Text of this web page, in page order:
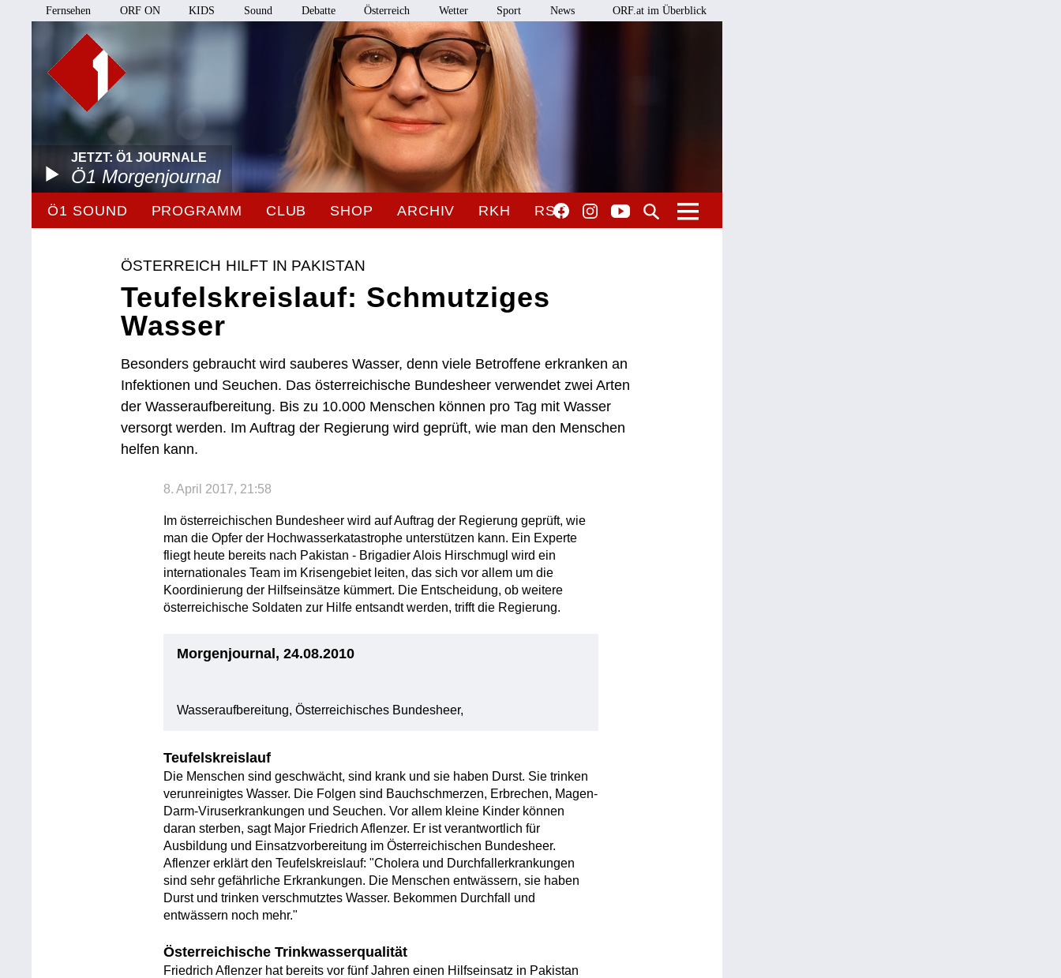
Fernsehen ORF ON KIDS Sound Debatte Österreich Wetter Sport News ORF.at im Überblick
JETZT: Ö1 JOURNALE
Ö1 Morgenjournal
Ö1 SOUND PROGRAMM CLUB SHOP ARCHIV RKH RSO
ÖSTERREICH HILFT IN PAKISTAN
Teufelskreislauf: Schmutziges
Wasser
Besonders gebraucht wird sauberes Wasser, denn viele Betroffene erkranken an
Infektionen und Seuchen. Das österreichische Bundesheer verwendet zwei Arten
der Wasseraufbereitung. Bis zu 10.000 Menschen können pro Tag mit Wasser
versorgt werden. Im Auftrag der Regierung wird geprüft, wie man den Menschen
helfen kann.
8. April 2017, 21:58
Im österreichischen Bundesheer wird auf Auftrag der Regierung geprüft, wie
man die Opfer der Hochwasserkatastrophe unterstützen kann. Ein Experte
fliegt heute bereits nach Pakistan - Brigadier Alois Hirschmugl wird ein
internationales Team im Krisengebiet leiten, das sich vor allem um die
Koordinierung der Hilfseinsätze kümmert. Die Entscheidung, ob weitere
österreichische Soldaten zur Hilfe entsandt werden, trifft die Regierung.
Morgenjournal, 24.08.2010
Wasseraufbereitung, Österreichisches Bundesheer,
Teufelskreislauf
Die Menschen sind geschwächt, sind krank und sie haben Durst. Sie trinken
verunreinigtes Wasser. Die Folgen sind Bauchschmerzen, Erbrechen, Magen-
Darm-Viruserkrankungen und Seuchen. Vor allem kleine Kinder können
daran sterben, sagt Major Friedrich Aflenzer. Er ist verantwortlich für
Ausbildung und Einsatzvorbereitung im Österreichischen Bundesheer.
Aflenzer erklärt den Teufelskreislauf: "Cholera und Durchfallerkrankungen
sind sehr gefährliche Erkrankungen. Die Menschen entwässern, sie haben
Durst und trinken verschmutztes Wasser. Bekommen Durchfall und
entwässern noch mehr."
Österreichische Trinkwasserqualität
Friedrich Aflenzer hat bereits vor fünf Jahren einen Hilfseinsatz in Pakistan